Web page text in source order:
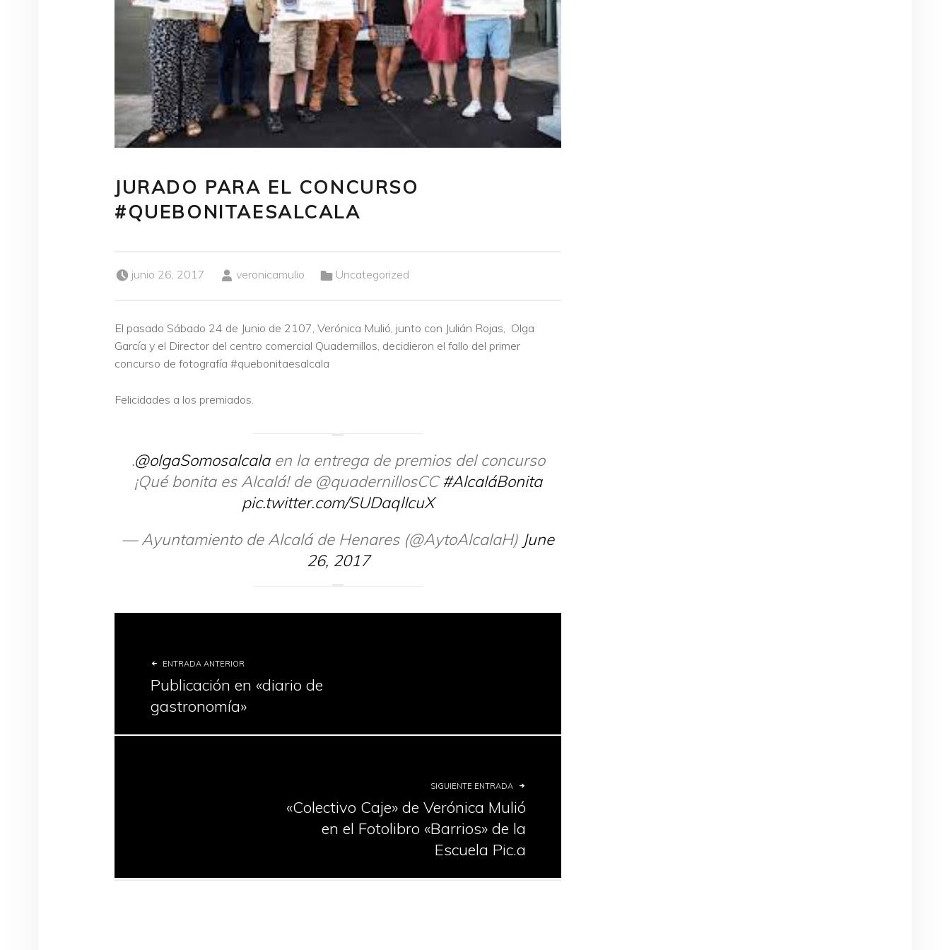
JURADO PARA EL CONCURSO
#QUEBONITAESALCALA
junio 26, 2017 veronicamulio Uncategorized
El pasado Sábado 24 de Junio de 2107, Verónica Mulió, junto con Julián Rojas, Olga
García y el Director del centro comercial Quadernillos, decidieron el fallo del primer
concurso de fotografía #quebonitaesalcala
Felicidades a los premiados.
.@olgaSomosalcalaen la entrega de premios del concurso
¡Qué bonita es Alcalá! de @quadernillosCC#AlcaláBonita
pic.twitter.com/SUDaqlIcuX
— Ayuntamiento de Alcalá de Henares (@AytoAlcalaH) June
26, 2017
ENTRADA ANTERIOR
Publicación en «diario de
gastronomía»
SIGUIENTE ENTRADA
«Colectivo Caje» de Verónica Mulió
en el Fotolibro «Barrios» de la
Escuela Pic.a